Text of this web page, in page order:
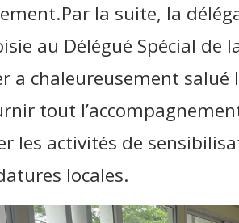
la suite, la
au Délégué Spécial de
a chaleureusement
tout
les activités de
locales.